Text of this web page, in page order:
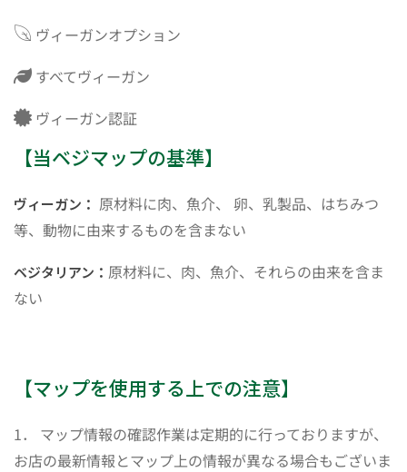
ヴィーガンオプション
すべてヴィーガン
ヴィーガン認証
【当ベジマップの基準】
ヴィーガン： 原材料に肉、魚介、 卵、乳製品、はちみつ
等、動物に由来するものを含まない
ベジタリアン： 原材料に、肉、魚介、それらの由来を含ま
ない
【マップを使用する上での注意】
1． マップ情報の確認作業は定期的に行っておりますが、
お店の最新情報とマップ上の情報が異なる場合もございま